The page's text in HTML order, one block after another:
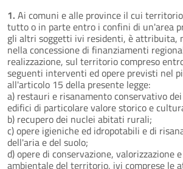
1. Ai comuni e alle province il cui
tutto o in parte entro i confini di un'area
gli altri soggetti ivi residenti, è attribuita,
nella concessione di finanziamenti
realizzazione, sul territorio compreso
seguenti interventi ed opere previsti nel
all'articolo 15 della presente legge:
a) restauri e risanamento conservativo
edifici di particolare valore storico e
b) recupero dei nuclei abitati rurali;
c) opere igieniche ed idropotabili e di
dell'aria e del suolo;
d) opere di conservazione, valorizzazione
ambientale del territorio, ivi comprese le